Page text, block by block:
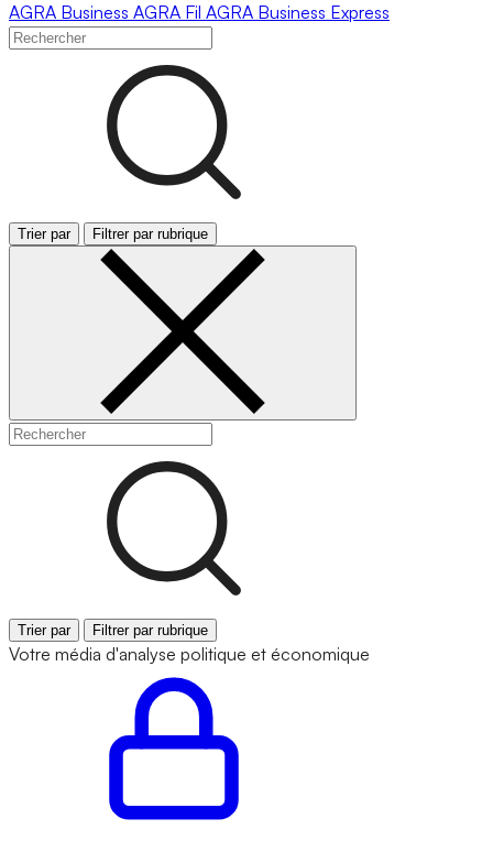
AGRA Business AGRA Fil AGRA Business Express
Trier par Filtrer par rubrique
Trier par Filtrer par rubrique
Votre média d'analyse politique et économique